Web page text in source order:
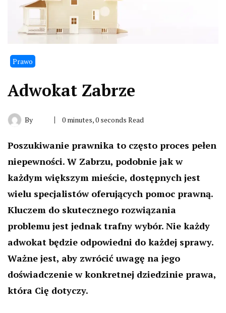
Prawo
Adwokat Zabrze
By 0 minutes, 0 seconds Read
Poszukiwanie prawnika to często proces pełen
niepewności. W Zabrzu, podobnie jak w
każdym większym mieście, dostępnych jest
wielu specjalistów oferujących pomoc prawną.
Kluczem do skutecznego rozwiązania
problemu jest jednak trafny wybór. Nie każdy
adwokat będzie odpowiedni do każdej sprawy.
Ważne jest, aby zwrócić uwagę na jego
doświadczenie w konkretnej dziedzinie prawa,
która Cię dotyczy.